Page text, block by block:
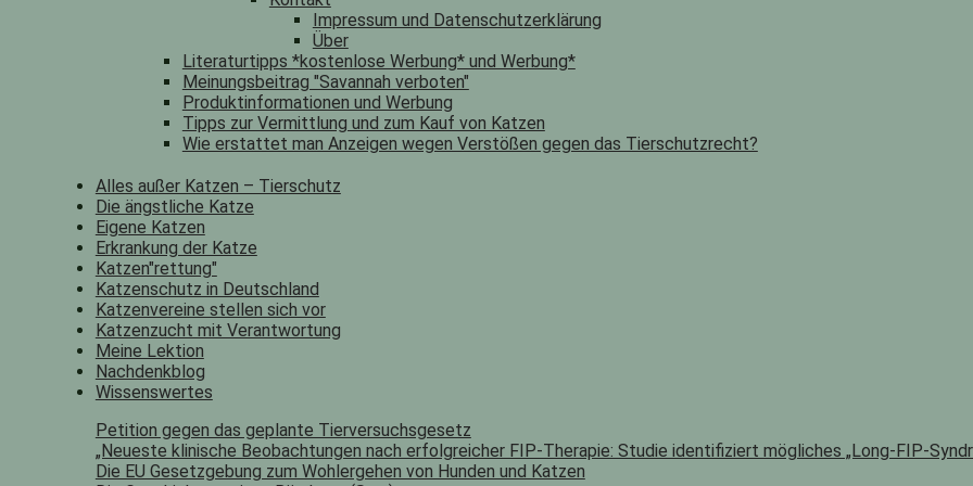
Impressum und Datenschutzerklärung
Über
Literaturtipps *kostenlose Werbung* und Werbung*
Meinungsbeitrag "Savannah verboten"
Produktinformationen und Werbung
Tipps zur Vermittlung und zum Kauf von Katzen
Wie erstattet man Anzeigen wegen Verstößen gegen das Tierschutzrecht?
Alles außer Katzen – Tierschutz
Die ängstliche Katze
Eigene Katzen
Erkrankung der Katze
Katzen"rettung"
Katzenschutz in Deutschland
Katzenvereine stellen sich vor
Katzenzucht mit Verantwortung
Meine Lektion
Nachdenkblog
Wissenswertes
Petition gegen das geplante Tierversuchsgesetz
„Neueste klinische Beobachtungen nach erfolgreicher FIP-Therapie: Studie identifiziert mögliches „Long-FIP-
Die EU Gesetzgebung zum Wohlergehen von Hunden und Katzen